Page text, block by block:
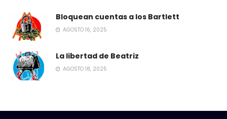
Bloquean cuentas a los Bartlett
AGOSTO 16, 2025
La libertad de Beatriz
AGOSTO 18, 2025